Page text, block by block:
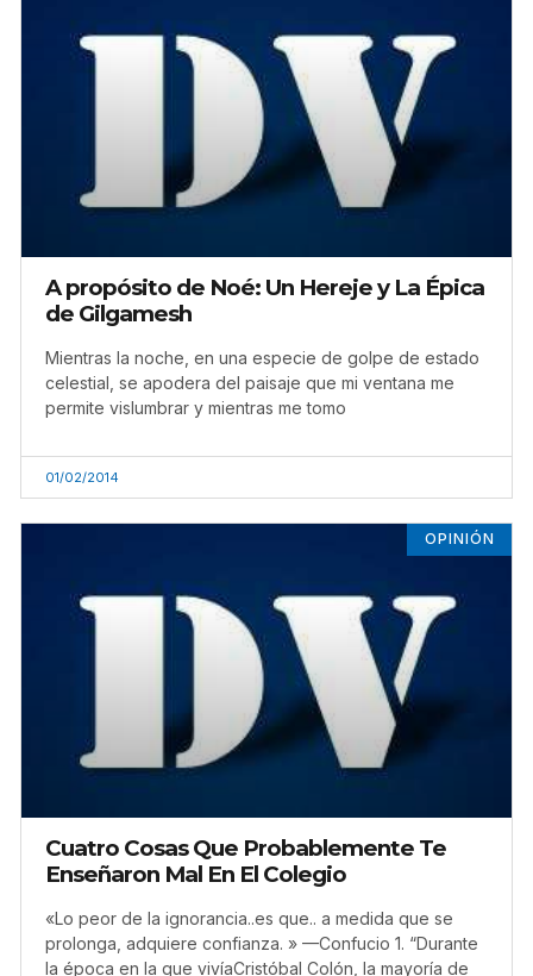
A propósito de Noé: Un Hereje y La Épica
de Gilgamesh
Mientras la noche, en una especie de golpe de estado
celestial, se apodera del paisaje que mi ventana me
permite vislumbrar y mientras me tomo
01/02/2014
OPINIÓN
Cuatro Cosas Que Probablemente Te
Enseñaron Mal En El Colegio
«Lo peor de la ignorancia..es que.. a medida que se
prolonga, adquiere confianza. » —Confucio 1. “Durante
la época en la que vivíaCristóbal Colón, la mayoría de